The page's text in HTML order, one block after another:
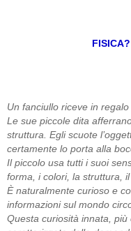
Un fanciullo riceve in
Le sue piccole dita
struttura. Egli scuote
certamente lo porta alla
Il piccolo usa tutti i suoi
forma, i colori, la struttura, il
È naturalmente curioso e
informazioni sul mondo
Questa curiosità innata,